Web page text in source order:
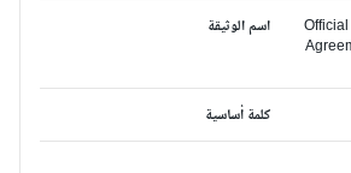
اسم الوثيقة
كلمة أساسية